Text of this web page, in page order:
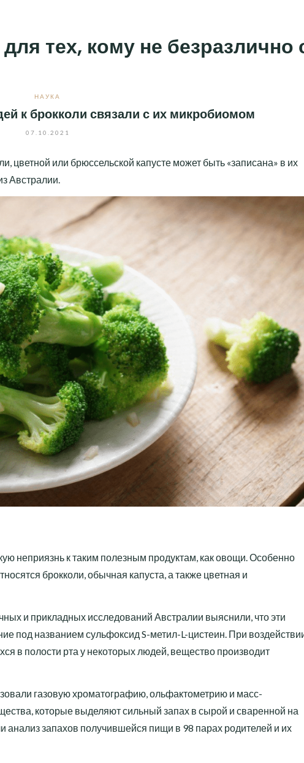
тех, кому не безразлично
НАУКА
к брокколи связали с их микробиомом
07.10.2021
цветной или брюссельской капусте может быть «записана» в их
Австралии.
неприязнь к таким полезным продуктам, как овощи. Особенно
брокколи, обычная капуста, а также цветная и
и прикладных исследований Австралии выяснили, что эти
под названием сульфоксид S-метил-L-цистеин. При
в полости рта у некоторых людей, вещество производит
газовую хроматографию, ольфактометрию и масс-
которые выделяют сильный запах в сырой и сваренной на
анализ запахов получившейся пищи в 98 парах родителей и их